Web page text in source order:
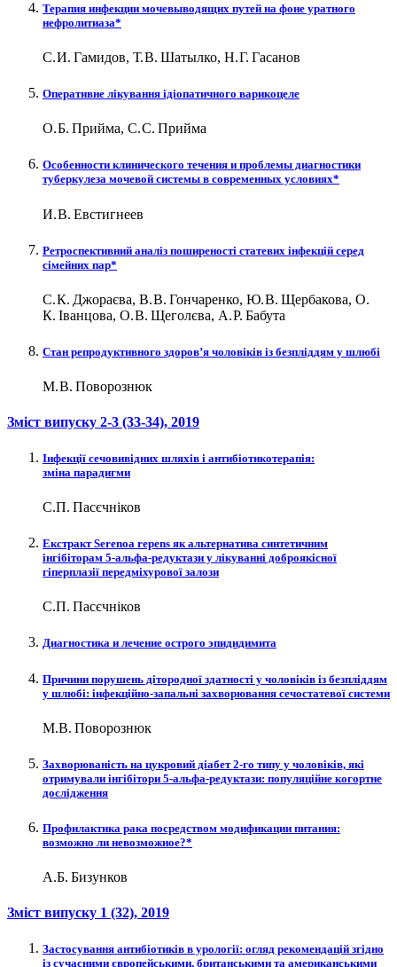
Терапия инфекции мочевыводящих путей на фоне уратного
нефролитиаза*
С. И. Гамидов, Т. В. Шатылко, Н. Г. Гасанов
Оперативне лікування ідіопатичного варикоцеле
О. Б. Прийма, С. С. Прийма
Особенности клинического течения и проблемы диагностики
туберкулеза мочевой системы в современных условиях*
И. В. Евстигнеев
Ретроспективний аналіз поширеності статевих інфекцій серед
сімейних пар*
С. К. Джораєва, В. В. Гончаренко, Ю. В. Щербакова, О.
К. Іванцова, О. В. Щеголєва, А. Р. Бабута
Стан репродуктивного здоров’я чоловіків із безпліддям у шлюбі
М. В. Поворознюк
Зміст випуску 2-3 (33-34), 2019
Інфекції сечовивідних шляхів і антибіотикотерапія:
зміна парадигми
С.П. Пасєчніков
Екстракт Serenoa repens як альтернатива синтетичним
інгібіторам 5-альфа-редуктази у лікуванні доброякісної
гіперплазії передміхурової залози
С.П. Пасєчніков
Диагностика и лечение острого эпидидимита
Причини порушень дітородної здатності у чоловіків із безпліддям
у шлюбі: інфекційно-запальні захворювання сечостатевої системи
М.В. Поворознюк
Захворюваність на цукровий діабет 2-го типу у чоловіків, які
отримували інгібітори 5-альфа-редуктази: популяційне когортне
дослідження
Профилактика рака посредством модификации питания:
возможно ли невозможное?*
А.Б. Бизунков
Зміст випуску 1 (32), 2019
Застосування антибіотиків в урології: огляд рекомендацій згідно
із сучасними європейськими, британськими та американськими